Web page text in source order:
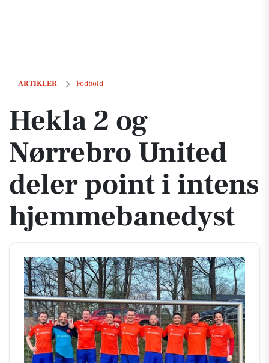
ARTIKLER Fodbold
Hekla 2 og Nørrebro United deler point i intens hjemmebanedyst
Hekla 2 og
Nørrebro United
deler point i intens
hjemmebanedyst